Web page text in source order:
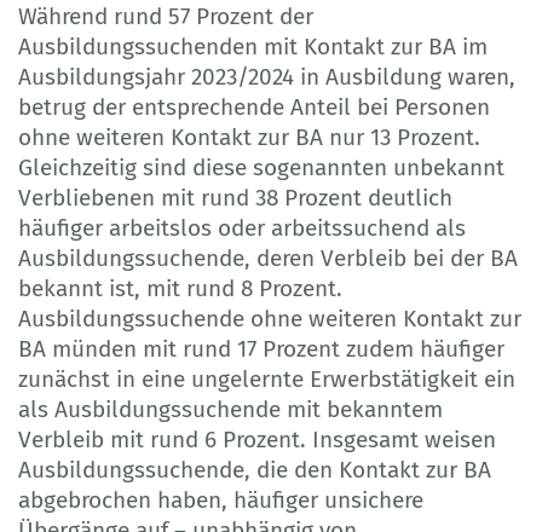
Während rund 57 Prozent der
Ausbildungssuchenden mit Kontakt zur BA im
Ausbildungsjahr 2023/2024 in Ausbildung waren,
betrug der entsprechende Anteil bei Personen
ohne weiteren Kontakt zur BA nur 13 Prozent.
Gleichzeitig sind diese sogenannten unbekannt
Verbliebenen mit rund 38 Prozent deutlich
häufiger arbeitslos oder arbeitssuchend als
Ausbildungssuchende, deren Verbleib bei der BA
bekannt ist, mit rund 8 Prozent.
Ausbildungssuchende ohne weiteren Kontakt zur
BA münden mit rund 17 Prozent zudem häufiger
zunächst in eine ungelernte Erwerbstätigkeit ein
als Ausbildungssuchende mit bekanntem
Verbleib mit rund 6 Prozent. Insgesamt weisen
Ausbildungssuchende, die den Kontakt zur BA
abgebrochen haben, häufiger unsichere